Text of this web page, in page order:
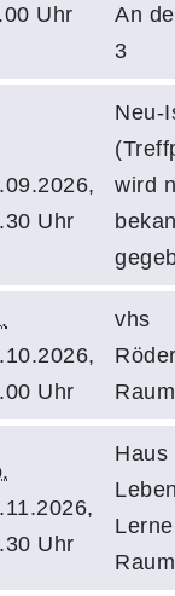
Uhr
An
3
Uhr
Neu-
wird
Uhr
vhs
Uhr
Haus